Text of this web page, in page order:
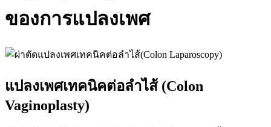
ของการแปลงเพศ
แปลงเพศเทคนิคต่อลำไส้ (Colon
Vaginoplasty)